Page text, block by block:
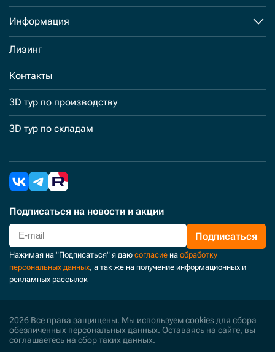
Информация
Лизинг
Контакты
3D тур по производству
3D тур по складам
Подписаться на новости и акции
Подписаться
Нажимая на "Подписаться" я даю согласие на обработку
персональных данных, а так же на получение информационных и
рекламных рассылок
2026 Все права защищены. Мы используем cookies для сбора
обезличенных персональных данных. Оставаясь на сайте, вы
соглашаетесь на сбор таких данных.